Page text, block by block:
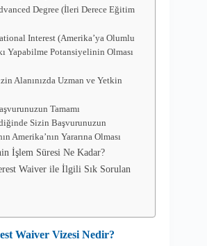
Degree (İleri Derece Eğitim
Interest (Amerika’ya Olumlu
Yapabilme Potansiyelinin Olması
Alanınızda Uzman ve Yetkin
Tamamı
Sizin Başvurunuzun
Amerika’nın Yararına Olması
İşlem Süresi Ne Kadar?
Waiver ile İlgili Sık Sorulan
Waiver Vizesi Nedir?